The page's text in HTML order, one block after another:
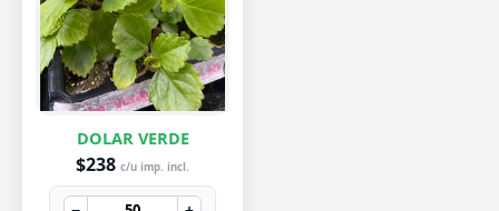
DOLAR VERDE
$238 c/u imp. incl.